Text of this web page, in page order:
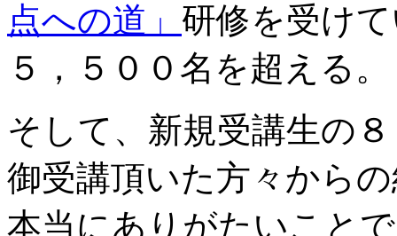
点への道」 研修を受け
５，５００名を超える。
そして、新規受講生の
御受講頂いた方々から
本当にありがたいこと